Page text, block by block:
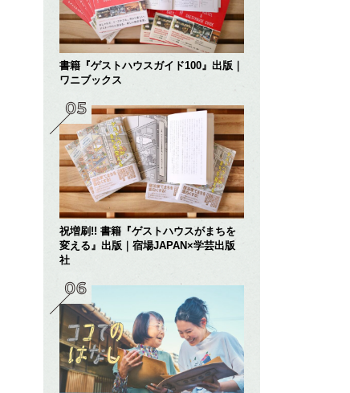
書籍『ゲストハウスガイド100』出版｜
ワニブックス
祝増刷!! 書籍『ゲストハウスがまちを
変える』出版｜宿場JAPAN×学芸出版
社